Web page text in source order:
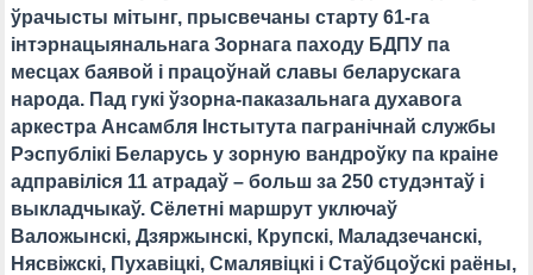
ўрачысты мітынг, прысвечаны старту 61-га
інтэрнацыянальнага Зорнага паходу БДПУ па
месцах баявой і працоўнай славы беларускага
народа. Пад гукі ўзорна-паказальнага духавога
аркестра Ансамбля Інстытута пагранічнай службы
Рэспублікі Беларусь у зорную вандроўку па краіне
адправіліся 11 атрадаў – больш за 250 студэнтаў і
выкладчыкаў. Сёлетні маршрут уключаў
Валожынскі, Дзяржынскі, Крупскі, Маладзечанскі,
Нясвіжскі, Пухавіцкі, Смалявіцкі і Стаўбцоўскі раёны,